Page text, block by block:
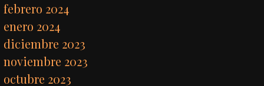
febrero 2024
enero 2024
diciembre 2023
noviembre 2023
octubre 2023